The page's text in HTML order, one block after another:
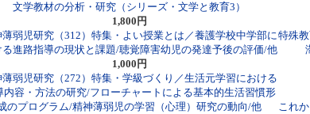
文学教材の分析・研究（シリーズ・文学と教育3）
1,800円
薄弱児研究（312）特集・よい授業とは／養護学校中学部に
る進路指導の現状と課題/聴覚障害幼児の発達予後の評価/他
1,000円
特殊
薄弱児研究（272）特集・学級づくり／生活元学習における
内容・方法の研究/フローチャートによる基本的生活習慣形
のプログラム/精神薄弱児の学習（心理）研究の動向/他
これ